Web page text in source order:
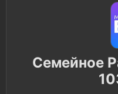
Семейное